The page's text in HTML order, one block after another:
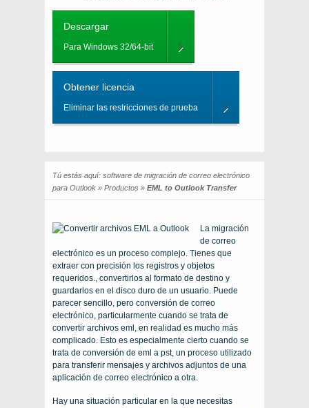
Descargar
Para Windows 32/64-bit
Obtener licencia
Eliminar las restricciones de prueba
Tú estás aquí: software de migración de correo electrónico
para Outlook » Productos » EML to Outlook Transfer
La migración
de correo
electrónico es un proceso complejo. Tienes que
extraer con precisión los registros y objetos
requeridos., convertirlos al formato de destino y
guardarlos en el disco duro de un usuario. Puede
parecer sencillo, pero conversión de correo
electrónico, particularmente cuando se trata de
convertir archivos eml, en realidad es mucho más
complicado. Esto es especialmente cierto cuando se
trata de conversión de eml a pst, un proceso utilizado
para transferir mensajes y archivos adjuntos de una
aplicación de correo electrónico a otra.
Hay una situación particular en la que necesitas